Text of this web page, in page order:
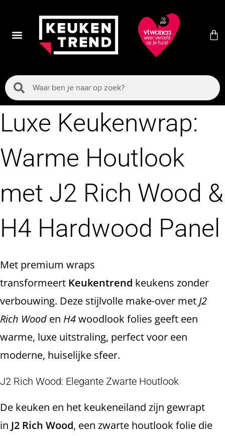
Luxe Keukenwrap:
Warme Houtlook
met J2 Rich Wood &
H4 Hardwood Panel
Met premium wraps
transformeert Keukentrend keukens zonder
verbouwing. Deze stijlvolle make-over met J2
Rich Wood en H4woodlook folies geeft een
warme, luxe uitstraling, perfect voor een
moderne, huiselijke sfeer.
J2 Rich Wood: Elegante Zwarte Houtlook
De keuken en het keukeneiland zijn gewrapt
in J2 Rich Wood, een zwarte houtlook folie die